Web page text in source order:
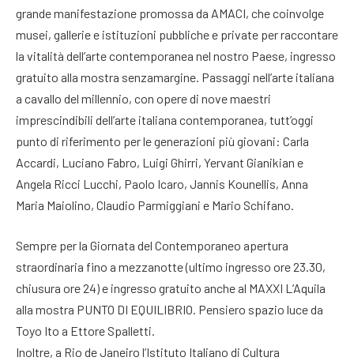
grande manifestazione promossa da AMACI, che coinvolge
musei, gallerie e istituzioni pubbliche e private per raccontare
la vitalità dell’arte contemporanea nel nostro Paese, ingresso
gratuito alla mostra senzamargine. Passaggi nell’arte italiana
a cavallo del millennio, con opere di nove maestri
imprescindibili dell’arte italiana contemporanea, tutt’oggi
punto di riferimento per le generazioni più giovani: Carla
Accardi, Luciano Fabro, Luigi Ghirri, Yervant Gianikian e
Angela Ricci Lucchi, Paolo Icaro, Jannis Kounellis, Anna
Maria Maiolino, Claudio Parmiggiani e Mario Schifano.
Sempre per la Giornata del Contemporaneo apertura
straordinaria fino a mezzanotte (ultimo ingresso ore 23.30,
chiusura ore 24) e ingresso gratuito anche al MAXXI L’Aquila
alla mostra PUNTO DI EQUILIBRIO. Pensiero spazio luce da
Toyo Ito a Ettore Spalletti.
Inoltre, a Rio de Janeiro l’Istituto Italiano di Cultura